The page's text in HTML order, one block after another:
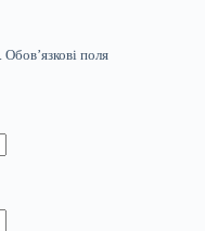
Обов’язкові поля